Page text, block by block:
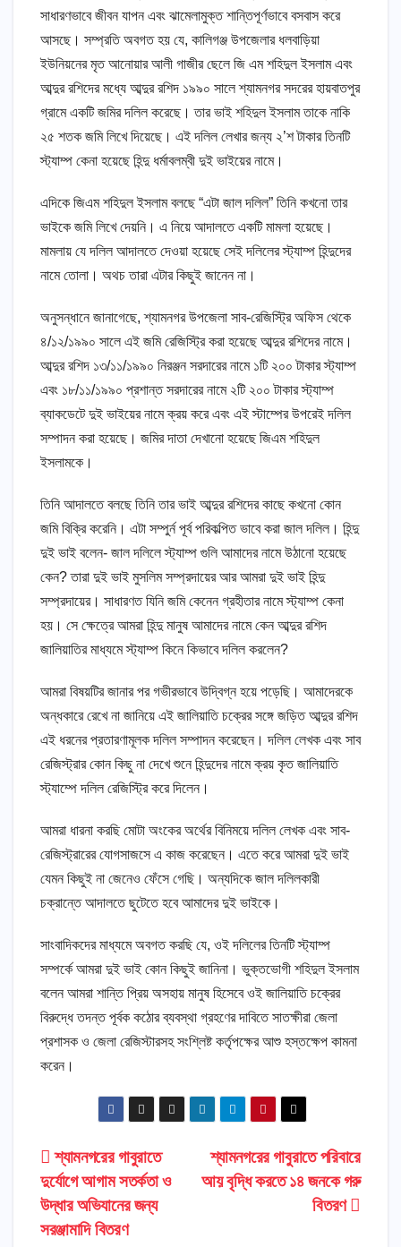
সাধারণভাবে জীবন যাপন এবং ঝামেলামুক্ত শান্তিপূর্ণভাবে বসবাস করে
আসছে। সম্প্রতি অবগত হয় যে, কালিগঞ্জ উপজেলার ধলবাড়িয়া
ইউনিয়নের মৃত আনোয়ার আলী গাজীর ছেলে জি এম শহিদুল ইসলাম এবং
আব্দুর রশিদের মধ্যে আব্দুর রশিদ ১৯৯০ সালে শ্যামনগর সদরের হায়বাতপুর
গ্রামে একটি জমির দলিল করেছে। তার ভাই শহিদুল ইসলাম তাকে নাকি
২৫ শতক জমি লিখে দিয়েছে। এই দলিল লেখার জন্য ২’শ টাকার তিনটি
স্ট্যাম্প কেনা হয়েছে হিন্দু ধর্মাবলম্বী দুই ভাইয়ের নামে।
এদিকে জিএম শহিদুল ইসলাম বলছে “এটা জাল দলিল” তিনি কখনো তার
ভাইকে জমি লিখে দেয়নি। এ নিয়ে আদালতে একটি মামলা হয়েছে।
মামলায় যে দলিল আদালতে দেওয়া হয়েছে সেই দলিলের স্ট্যাম্প হিন্দুদের
নামে তোলা। অথচ তারা এটার কিছুই জানেন না।
অনুসন্ধানে জানাগেছে, শ্যামনগর উপজেলা সাব-রেজিস্ট্রি অফিস থেকে
৪/১২/১৯৯০ সালে এই জমি রেজিস্ট্রি করা হয়েছে আব্দুর রশিদের নামে।
আব্দুর রশিদ ১৩/১১/১৯৯০ নিরঞ্জন সরদারের নামে ১টি ২০০ টাকার স্ট্যাম্প
এবং ১৮/১১/১৯৯০ প্রশান্ত সরদারের নামে ২টি ২০০ টাকার স্ট্যাম্প
ব্যাকডেটে দুই ভাইয়ের নামে ক্রয় করে এবং এই স্টাম্পের উপরেই দলিল
সম্পাদন করা হয়েছে। জমির দাতা দেখানো হয়েছে জিএম শহিদুল
ইসলামকে।
তিনি আদালতে বলছে তিনি তার ভাই আব্দুর রশিদের কাছে কখনো কোন
জমি বিক্রি করেনি। এটা সম্পুর্ন পূর্ব পরিকল্পিত ভাবে করা জাল দলিল। হিন্দু
দুই ভাই বলেন- জাল দলিলে স্ট্যাম্প গুলি আমাদের নামে উঠানো হয়েছে
কেন? তারা দুই ভাই মুসলিম সম্প্রদায়ের আর আমরা দুই ভাই হিন্দু
সম্প্রদায়ের। সাধারণত যিনি জমি কেনেন গ্রহীতার নামে স্ট্যাম্প কেনা
হয়। সে ক্ষেত্রে আমরা হিন্দু মানুষ আমাদের নামে কেন আব্দুর রশিদ
জালিয়াতির মাধ্যমে স্ট্যাম্প কিনে কিভাবে দলিল করলেন?
আমরা বিষয়টির জানার পর গভীরভাবে উদ্বিগ্ন হয়ে পড়েছি। আমাদেরকে
অন্ধকারে রেখে না জানিয়ে এই জালিয়াতি চক্রের সঙ্গে জড়িত আব্দুর রশিদ
এই ধরনের প্রতারণামূলক দলিল সম্পাদন করেছেন। দলিল লেখক এবং সাব
রেজিস্ট্রার কোন কিছু না দেখে শুনে হিন্দুদের নামে ক্রয় কৃত জালিয়াতি
স্ট্যাম্পে দলিল রেজিস্ট্রি করে দিলেন।
আমরা ধারনা করছি মোটা অংকের অর্থের বিনিময়ে দলিল লেখক এবং সাব-
রেজিস্ট্রারের যোগসাজসে এ কাজ করেছেন। এতে করে আমরা দুই ভাই
যেমন কিছুই না জেনেও ফেঁসে গেছি। অন্যদিকে জাল দলিলকারী
চক্রান্তে আদালতে ছুটেতে হবে আমাদের দুই ভাইকে।
সাংবাদিকদের মাধ্যমে অবগত করছি যে, ওই দলিলের তিনটি স্ট্যাম্প
সম্পর্কে আমরা দুই ভাই কোন কিছুই জানিনা। ভুক্তভোগী শহিদুল ইসলাম
বলেন আমরা শান্তি প্রিয় অসহায় মানুষ হিসেবে ওই জালিয়াতি চক্রের
বিরুদ্ধে তদন্ত পূর্বক কঠোর ব্যবস্থা গ্রহণের দাবিতে সাতক্ষীরা জেলা
প্রশাসক ও জেলা রেজিস্টারসহ সংশ্লিষ্ট কর্তৃপক্ষের আশু হস্তক্ষেপ কামনা
করেন।
Post
navigation
শ্যামনগরের গাবুরাতে পরিবারে
আয় বৃদ্ধি করতে ১৪ জনকে গরু
বিতরণ
শ্যামনগরের গাবুরাতে
দুর্যোগে আগাম সতর্কতা ও
উদ্ধার অভিযানের জন্য
সরঞ্জামাদি বিতরণ